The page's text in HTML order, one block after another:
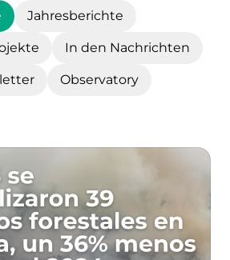
Jahresberichte
In den Nachrichten
Observatory